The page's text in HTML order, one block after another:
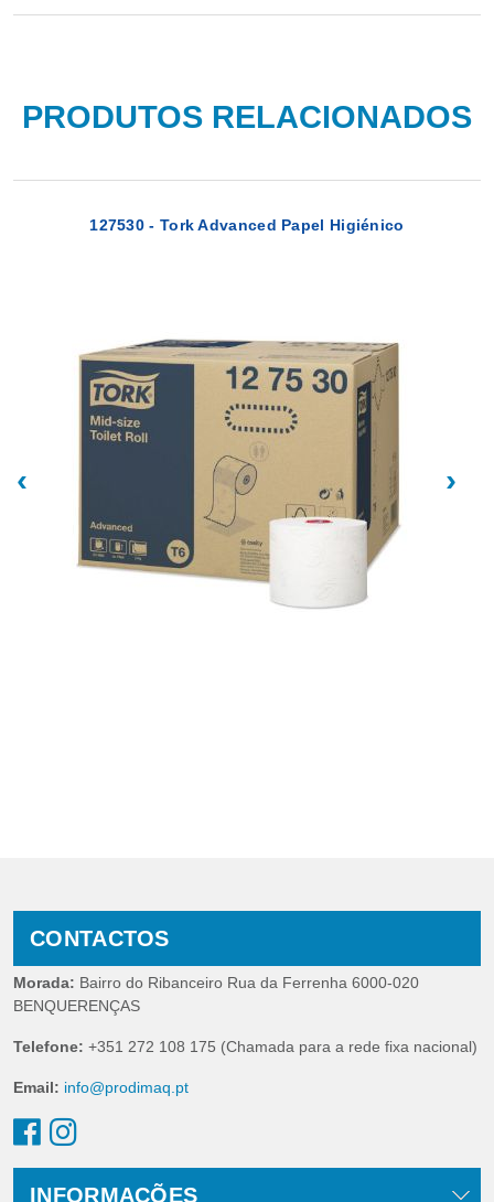
PRODUTOS RELACIONADOS
127530 - Tork Advanced Papel Higiénico
‹ ›
CONTACTOS
Morada: Bairro do Ribanceiro Rua da Ferrenha 6000-020
BENQUERENÇAS
Telefone: +351 272 108 175 (Chamada para a rede fixa nacional)
Email: info@prodimaq.pt
INFORMAÇÕES